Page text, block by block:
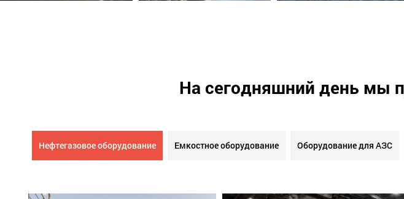
На сегодняшний день мы
Нефтегазовое оборудование Емкостное оборудование Оборудование для АЗС